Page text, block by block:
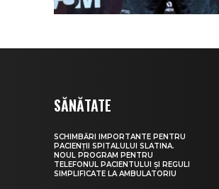
SĂNĂTATE
SCHIMBĂRI IMPORTANTE PENTRU
PACIENȚII SPITALULUI SLATINA.
NOUL PROGRAM PENTRU
TELEFONUL PACIENTULUI ȘI REGULI
SIMPLIFICATE LA AMBULATORIU